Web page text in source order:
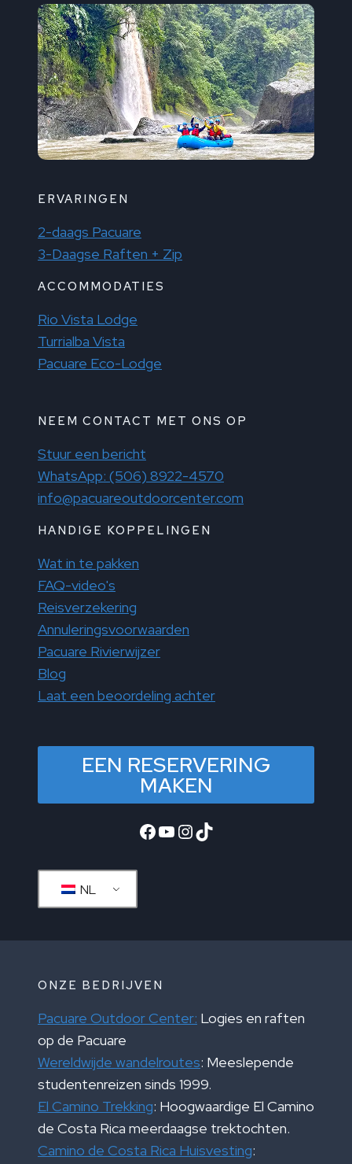
ERVARINGEN
2-daags Pacuare
3-Daagse Raften + Zip
ACCOMMODATIES
Rio Vista Lodge
Turrialba Vista
Pacuare Eco-Lodge
NEEM CONTACT MET ONS OP
Stuur een bericht
WhatsApp: (506) 8922-4570
info@pacuareoutdoorcenter.com
HANDIGE KOPPELINGEN
Wat in te pakken
FAQ-video's
Reisverzekering
Annuleringsvoorwaarden
Pacuare Rivierwijzer
Blog
Laat een beoordeling achter
EEN RESERVERING
MAKEN
Facebook
YouTube
Instagram
TikTok
NL
ONZE BEDRIJVEN
Pacuare Outdoor Center: Logies en raften
op de Pacuare
Wereldwijde wandelroutes: Meeslepende
studentenreizen sinds 1999.
El Camino Trekking: Hoogwaardige El Camino
de Costa Rica meerdaagse trektochten.
Camino de Costa Rica Huisvesting: